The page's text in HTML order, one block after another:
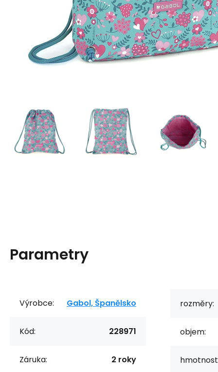
Parametry
Výrobce: Gabol, Španělsko
Kód: 228971
Záruka: 2 roky
rozměry:
objem: